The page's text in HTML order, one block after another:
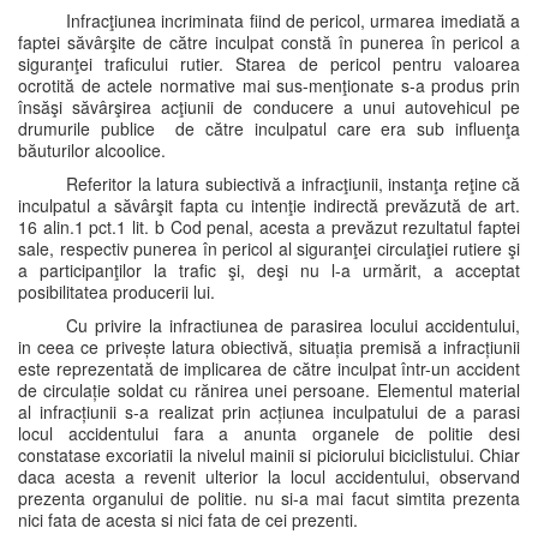
Infracţiunea incriminata fiind de pericol, urmarea imediată a
faptei săvârşite de către inculpat constă în punerea în pericol a
siguranţei traficului rutier. Starea de pericol pentru valoarea
ocrotită de actele normative mai sus-menţionate s-a produs prin
însăşi săvârşirea acţiunii de conducere a unui autovehicul pe
drumurile publice de către inculpatul care era sub influenţa
băuturilor alcoolice.
Referitor la latura subiectivă a infracţiunii, instanţa reţine că
inculpatul a săvârşit fapta cu intenţie indirectă prevăzută de art.
16 alin.1 pct.1 lit. b Cod penal, acesta a prevăzut rezultatul faptei
sale, respectiv punerea în pericol al siguranţei circulaţiei rutiere şi
a participanţilor la trafic şi, deşi nu l-a urmărit, a acceptat
posibilitatea producerii lui.
Cu privire la infractiunea de parasirea locului accidentului,
in ceea ce privește latura obiectivă, situația premisă a infracțiunii
este reprezentată de implicarea de către inculpat într-un accident
de circulație soldat cu rănirea unei persoane. Elementul material
al infracțiunii s-a realizat prin acțiunea inculpatului de a parasi
locul accidentului fara a anunta organele de politie desi
constatase excoriatii la nivelul mainii si piciorului biciclistului. Chiar
daca acesta a revenit ulterior la locul accidentului, observand
prezenta organului de politie. nu si-a mai facut simtita prezenta
nici fata de acesta si nici fata de cei prezenti.